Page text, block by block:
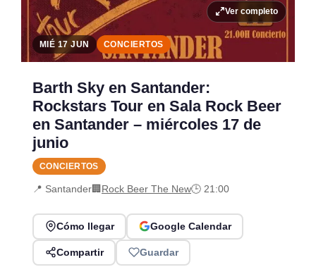
Ver completo
MIÉ 17 JUN CONCIERTOS
Barth Sky en Santander:
Rockstars Tour en Sala Rock Beer
en Santander – miércoles 17 de
junio
CONCIERTOS
📍 Santander🏢Rock Beer The New🕒 21:00
Cómo llegar Google Calendar
Compartir Guardar